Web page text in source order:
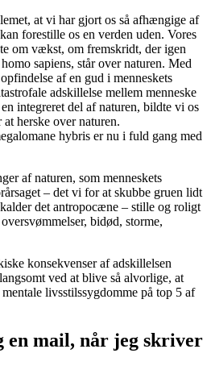
at vi har gjort os så afhængige af
forestille os en verden uden. Vores
om vækst, om fremskridt, der igen
sapiens, står over naturen. Med
af en gud i menneskets
adskillelse mellem menneske
integreret del af naturen, bildte vi os
herske over naturen.
hybris er nu i fuld gang med
af naturen, som menneskets
– det vi for at skubbe gruen lidt
det antropocæne – stille og roligt
bidød, storme,
konsekvenser af adskillelsen
ved at blive så alvorlige, at
livsstilssygdomme på top 5 af
en mail, når jeg skriver